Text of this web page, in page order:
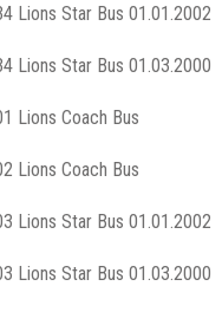
Lions Star Bus 01.01.2002
Lions Star Bus 01.03.2000
Lions Coach Bus
Lions Coach Bus
Lions Star Bus 01.01.2002
Lions Star Bus 01.03.2000